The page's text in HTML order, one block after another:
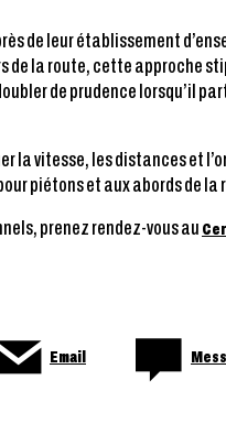
de leur établissement
de la route, cette approche
de prudence
vitesse, les distances et
piétons et aux abords de la
prenez rendez-vous au
Email